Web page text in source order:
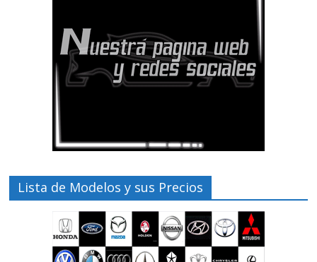
Lista de Modelos y sus Precios